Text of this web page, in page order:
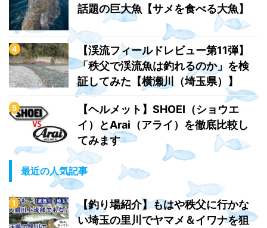
話題の巨大魚【サメを食べる大魚】
【渓流フィールドレビュー第11弾】
「秩父で渓流魚は釣れるのか」を検
証してみた【横瀬川（埼玉県）】
【ヘルメット】SHOEI（ショウエ
イ）とArai（アライ）を徹底比較し
てみます
最近の人気記事
【釣り場紹介】もはや秩父に行かな
い埼玉の里川でヤマメ＆イワナを狙